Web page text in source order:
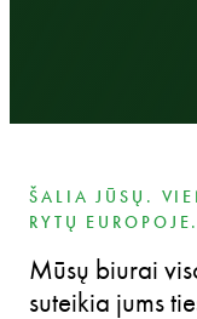
ŠALIA JŪSŲ.
RYTŲ EUROPOJE.
Mūsų biurai
suteikia jums